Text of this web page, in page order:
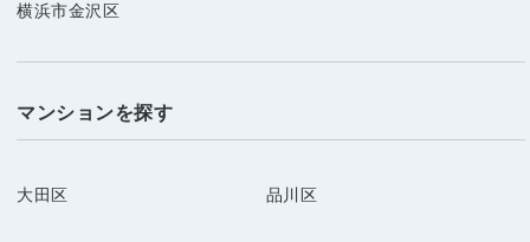
横浜市金沢区
マンションを探す
大田区 品川区